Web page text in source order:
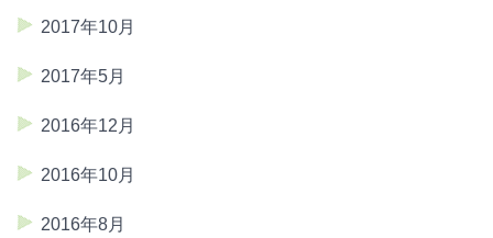
2017年10月
2017年5月
2016年12月
2016年10月
2016年8月